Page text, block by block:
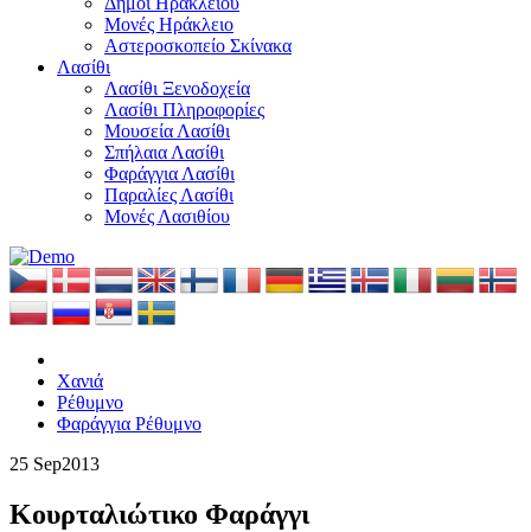
Μονές Ηράκλειο
Αστεροσκοπείο Σκίνακα
Λασίθι
Λασίθι Ξενοδοχεία
Λασίθι Πληροφορίες
Μουσεία Λασίθι
Σπήλαια Λασίθι
Φαράγγια Λασίθι
Παραλίες Λασίθι
Μονές Λασιθίου
Χανιά
Ρέθυμνο
Φαράγγια Ρέθυμνο
25 Sep2013
Κουρταλιώτικο Φαράγγι